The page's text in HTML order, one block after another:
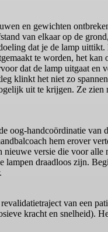
en gewichten
van elkaar op de
dat je de lamp
te worden, het kan
dat de lamp uitgaat en
klinkt het niet zo
uit te krijgen. Ze zien
oog-handcoördinatie van
hem erover
versie die voor alle
lampen draadloos zijn.
van een
kracht en snelheid).